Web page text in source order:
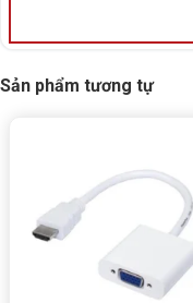
Sản phẩm tương tự